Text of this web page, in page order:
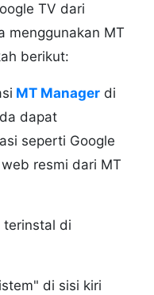
TV dari
menggunakan MT
berikut:
MT Manager di
dapat
seperti Google
resmi dari MT
terinstal di
di sisi kiri